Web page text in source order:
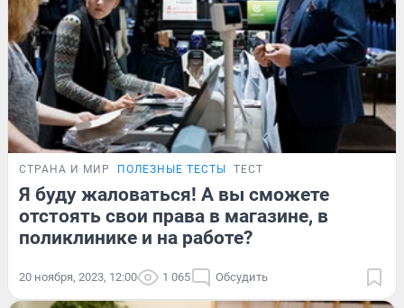
СТРАНА И МИР ПОЛЕЗНЫЕ ТЕСТЫ ТЕСТ
Я буду жаловаться! А вы сможете
отстоять свои права в магазине, в
поликлинике и на работе?
20 ноября, 2023, 12:00 1 065 Обсудить